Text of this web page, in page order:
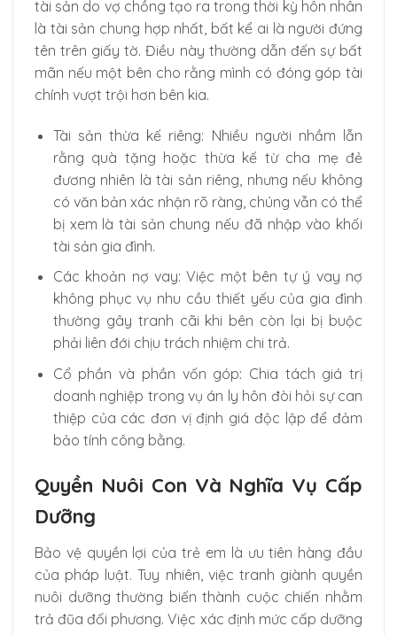
tài sản do vợ chồng tạo ra trong thời kỳ hôn nhân
là tài sản chung hợp nhất, bất kể ai là người đứng
tên trên giấy tờ. Điều này thường dẫn đến sự bất
mãn nếu một bên cho rằng mình có đóng góp tài
chính vượt trội hơn bên kia.
Tài sản thừa kế riêng: Nhiều người nhầm lẫn
rằng quà tặng hoặc thừa kế từ cha mẹ đẻ
đương nhiên là tài sản riêng, nhưng nếu không
có văn bản xác nhận rõ ràng, chúng vẫn có thể
bị xem là tài sản chung nếu đã nhập vào khối
tài sản gia đình.
Các khoản nợ vay: Việc một bên tự ý vay nợ
không phục vụ nhu cầu thiết yếu của gia đình
thường gây tranh cãi khi bên còn lại bị buộc
phải liên đới chịu trách nhiệm chi trả.
Cổ phần và phần vốn góp: Chia tách giá trị
doanh nghiệp trong vụ án ly hôn đòi hỏi sự can
thiệp của các đơn vị định giá độc lập để đảm
bảo tính công bằng.
Quyền Nuôi Con Và Nghĩa Vụ Cấp
Dưỡng
Bảo vệ quyền lợi của trẻ em là ưu tiên hàng đầu
của pháp luật. Tuy nhiên, việc tranh giành quyền
nuôi dưỡng thường biến thành cuộc chiến nhằm
trả đũa đối phương. Việc xác định mức cấp dưỡng